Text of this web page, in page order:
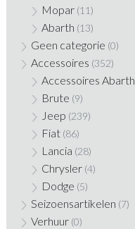
Mopar (11)
Abarth (13)
Geen categorie (0)
Accessoires (352)
Accessoires Abarth
Brute (9)
Jeep (239)
Fiat (86)
Lancia (28)
Chrysler (4)
Dodge (5)
Seizoensartikelen (7)
Verhuur (0)